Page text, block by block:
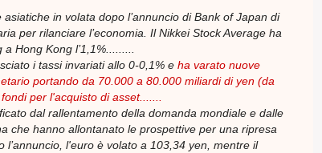
in volata dopo l’annuncio di Bank of Japan di
per rilanciare l’economia. Il Nikkei Stock Average ha
a Hong Kong l’1,1%.........
i tassi invariati allo 0-0,1% e ha varato nuove
portando da 70.000 a 80.000 miliardi di yen (da
per l'acquisto di asset.......
dal rallentamento della domanda mondiale e dalle
che hanno allontanato le prospettive per una ripresa
l’annuncio, l'euro è volato a 103,34 yen, mentre il